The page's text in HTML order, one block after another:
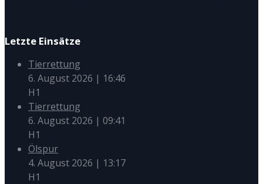
Letzte Einsätze
Tierrettung
6. August 2026 | 16:46
H1
Tierrettung
6. August 2026 | 09:41
H1
Ölspur
4. August 2026 | 13:17
H1